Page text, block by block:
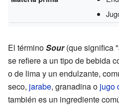
El términoSour(que significa
se refiere a un tipo de bebida
o de lima y un endulzante,
seco, jarabe, granadina o jugo
también es un ingrediente